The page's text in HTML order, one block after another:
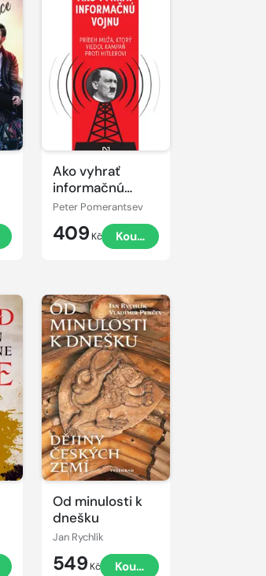
Ako vyhrať
informačnú
vojnu
Peter Pomerantsev
409 Kč Koupit
Od minulosti k
dnešku
Jan Rychlík
549 Kč Koupit